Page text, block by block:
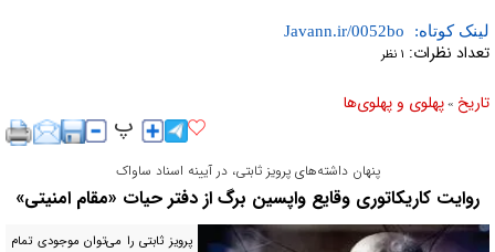
لینک کوتاه:
تعداد نظرات: ۱ نظر
تاریخ » پهلوی و پهلوی‌ها
پنهان داشته‌های پرویز ثابتی، در آیینه اسناد ساواک
روایت کاریکاتوری وقایع واپسین برگ از دفتر حیات «مقام امنیتی»
پرویز ثابتی را می‌توان موجودی تمام